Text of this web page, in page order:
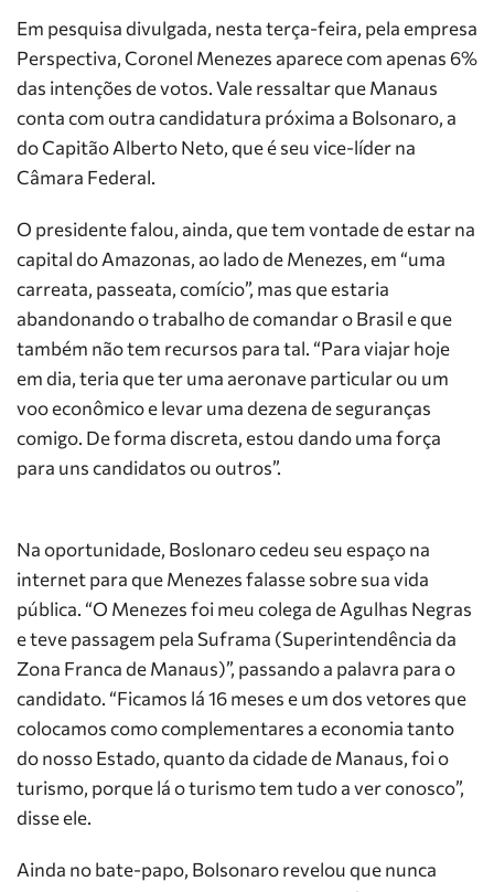
Em pesquisa divulgada, nesta terça-feira, pela empresa
Perspectiva, Coronel Menezes aparece com apenas 6%
das intenções de votos. Vale ressaltar que Manaus
conta com outra candidatura próxima a Bolsonaro, a
do Capitão Alberto Neto, que é seu vice-líder na
Câmara Federal.
O presidente falou, ainda, que tem vontade de estar na
capital do Amazonas, ao lado de Menezes, em “uma
carreata, passeata, comício”, mas que estaria
abandonando o trabalho de comandar o Brasil e que
também não tem recursos para tal. “Para viajar hoje
em dia, teria que ter uma aeronave particular ou um
voo econômico e levar uma dezena de seguranças
comigo. De forma discreta, estou dando uma força
para uns candidatos ou outros”.
Na oportunidade, Boslonaro cedeu seu espaço na
internet para que Menezes falasse sobre sua vida
pública. “O Menezes foi meu colega de Agulhas Negras
e teve passagem pela Suframa (Superintendência da
Zona Franca de Manaus)”, passando a palavra para o
candidato. “Ficamos lá 16 meses e um dos vetores que
colocamos como complementares a economia tanto
do nosso Estado, quanto da cidade de Manaus, foi o
turismo, porque lá o turismo tem tudo a ver conosco”,
disse ele.
Ainda no bate-papo, Bolsonaro revelou que nunca